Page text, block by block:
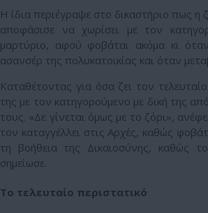
Η ίδια περιέγραψε στο δικαστήριο πως
αποφάσισε να χωρίσει με τον
μαρτύριο, αφού φοβάται ακόμα κι
ασανσέρ της πολυκατοικίας και όταν
Καταθέτοντας για όσα ζει τον
της με τον κατηγορούμενο με δική της
τους. «Δε γίνεται όμως με το ζόρι»,
τον καταγγέλλει στις Αρχές, καθώς
τη βοήθεια της Δικαιοσύνης, καθώς
σημείωσε.
Το τελευταίο περιστατικό